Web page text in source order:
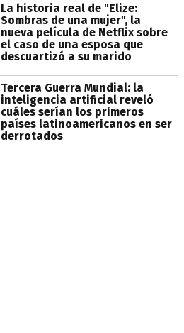
La historia real de "Elize:
Sombras de una mujer", la
nueva película de Netflix sobre
el caso de una esposa que
descuartizó a su marido
Tercera Guerra Mundial: la
inteligencia artificial reveló
cuáles serían los primeros
países latinoamericanos en ser
derrotados